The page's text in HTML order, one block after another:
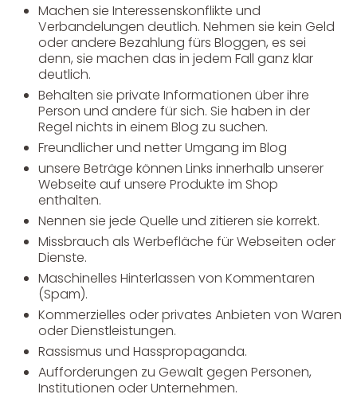
Machen sie Interessenskonflikte und
Verbandelungen deutlich. Nehmen sie kein Geld
oder andere Bezahlung fürs Bloggen, es sei
denn, sie machen das in jedem Fall ganz klar
deutlich.
Behalten sie private Informationen über ihre
Person und andere für sich. Sie haben in der
Regel nichts in einem Blog zu suchen.
Freundlicher und netter Umgang im Blog
unsere Beträge können Links innerhalb unserer
Webseite auf unsere Produkte im Shop
enthalten.
Nennen sie jede Quelle und zitieren sie korrekt.
Missbrauch als Werbefläche für Webseiten oder
Dienste.
Maschinelles Hinterlassen von Kommentaren
(Spam).
Kommerzielles oder privates Anbieten von Waren
oder Dienstleistungen.
Rassismus und Hasspropaganda.
Aufforderungen zu Gewalt gegen Personen,
Institutionen oder Unternehmen.